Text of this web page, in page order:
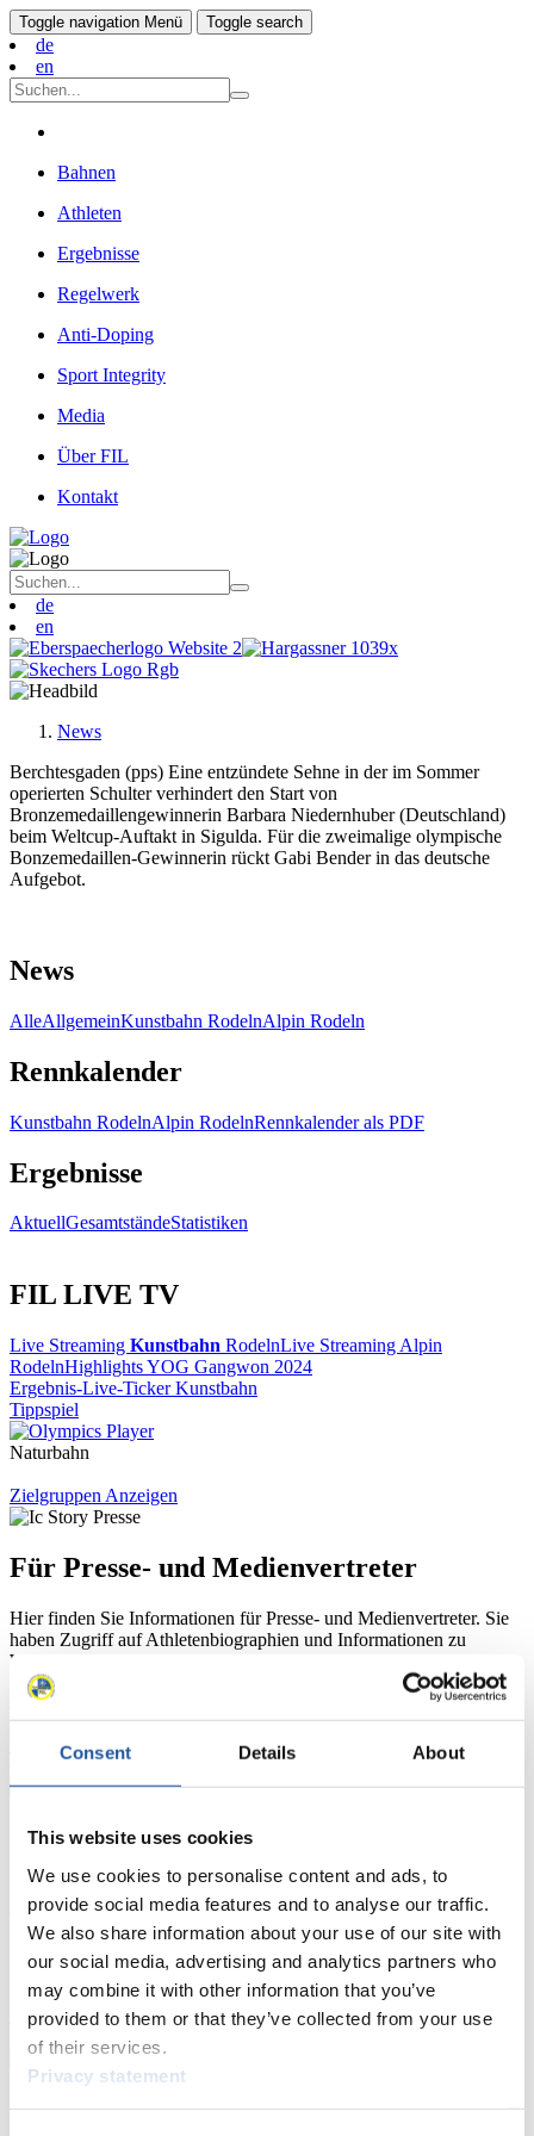
Consent Details About
This website uses cookies
We use cookies to personalise content and ads, to
provide social media features and to analyse our traffic.
We also share information about your use of our site with
our social media, advertising and analytics partners who
may combine it with other information that you’ve
provided to them or that they’ve collected from your use
of their services.
Privacy statement
Toggle navigation Menü Toggle search
de
en
Bahnen
Athleten
Ergebnisse
Regelwerk
Anti-Doping
Sport Integrity
Media
Über FIL
Kontakt
de
en
News
Berchtesgaden (pps) Eine entzündete Sehne in der im Sommer
operierten Schulter verhindert den Start von
Bronzemedaillengewinnerin Barbara Niedernhuber (Deutschland)
beim Weltcup-Auftakt in Sigulda. Für die zweimalige olympische
Bonzemedaillen-Gewinnerin rückt Gabi Bender in das deutsche
Aufgebot.
News
AlleAllgemeinKunstbahn RodelnAlpin Rodeln
Rennkalender
Kunstbahn RodelnAlpin RodelnRennkalender als PDF
Ergebnisse
AktuellGesamtständeStatistiken
FIL LIVE TV
Live Streaming Kunstbahn RodelnLive Streaming Alpin
RodelnHighlights YOG Gangwon 2024
Ergebnis-Live-Ticker Kunstbahn
Tippspiel
Naturbahn
Zielgruppen Anzeigen
Für Presse- und Medienvertreter
Hier finden Sie Informationen für Presse- und Medienvertreter. Sie
haben Zugriff auf Athletenbiographien und Informationen zu
Wettkämpfen. Außerdem können Sie Ihre Medienakkreditierung
beantragen, die Grundregeln des Rennrodelsports einsehen und
allgemeine Neuigkeiten einholen.
>> Weiter
Für Nationale Verbände
Hier können Sie sich über allgemeine Neuigkeiten informieren, das
aktuelle Regelwerk sowie Richtlinien zu Wettkämpfen, Anti-Doping
und Fairplay nachlesen, auf Athletenbiographien zugreifen,
Ausschreibungen für Wettkämpfe herunterladen, sowie auf die
Mitgliedersektion zugreifen.
>> Weiter
Für Ausrichter